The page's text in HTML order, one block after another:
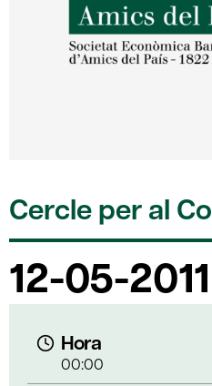
Cercle per al
12-05-2011
Hora
00:00